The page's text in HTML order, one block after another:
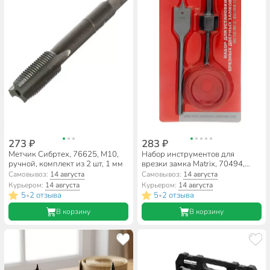
273 ₽
Метчик Сибртех, 76625, М10,
ручной, комплект из 2 шт, 1 мм
Самовывоз: 14 августа
Курьером: 14 августа
5•2 отзыва
В корзину
283 ₽
Набор инструментов для
врезки замка Matrix, 70494,
22/54, сталь, блистер, 3
предмета
Самовывоз: 14 августа
Курьером: 14 августа
5•2 отзыва
В корзину